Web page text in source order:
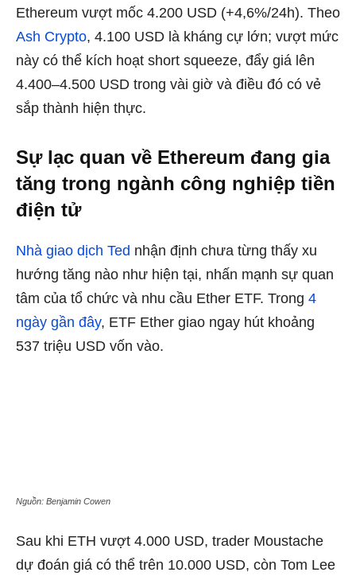
Ethereum vượt mốc 4.200 USD (+4,6%/24h). Theo
Ash Crypto, 4.100 USD là kháng cự lớn; vượt mức
này có thể kích hoạt short squeeze, đẩy giá lên
4.400–4.500 USD trong vài giờ và điều đó có vẻ
sắp thành hiện thực.
Sự lạc quan về Ethereum đang gia
tăng trong ngành công nghiệp tiền
điện tử
Nhà giao dịch Ted nhận định chưa từng thấy xu
hướng tăng nào như hiện tại, nhấn mạnh sự quan
tâm của tổ chức và nhu cầu Ether ETF. Trong 4
ngày gần đây, ETF Ether giao ngay hút khoảng
537 triệu USD vốn vào.
Nguồn: Benjamin Cowen
Sau khi ETH vượt 4.000 USD, trader Moustache
dự đoán giá có thể trên 10.000 USD, còn Tom Lee